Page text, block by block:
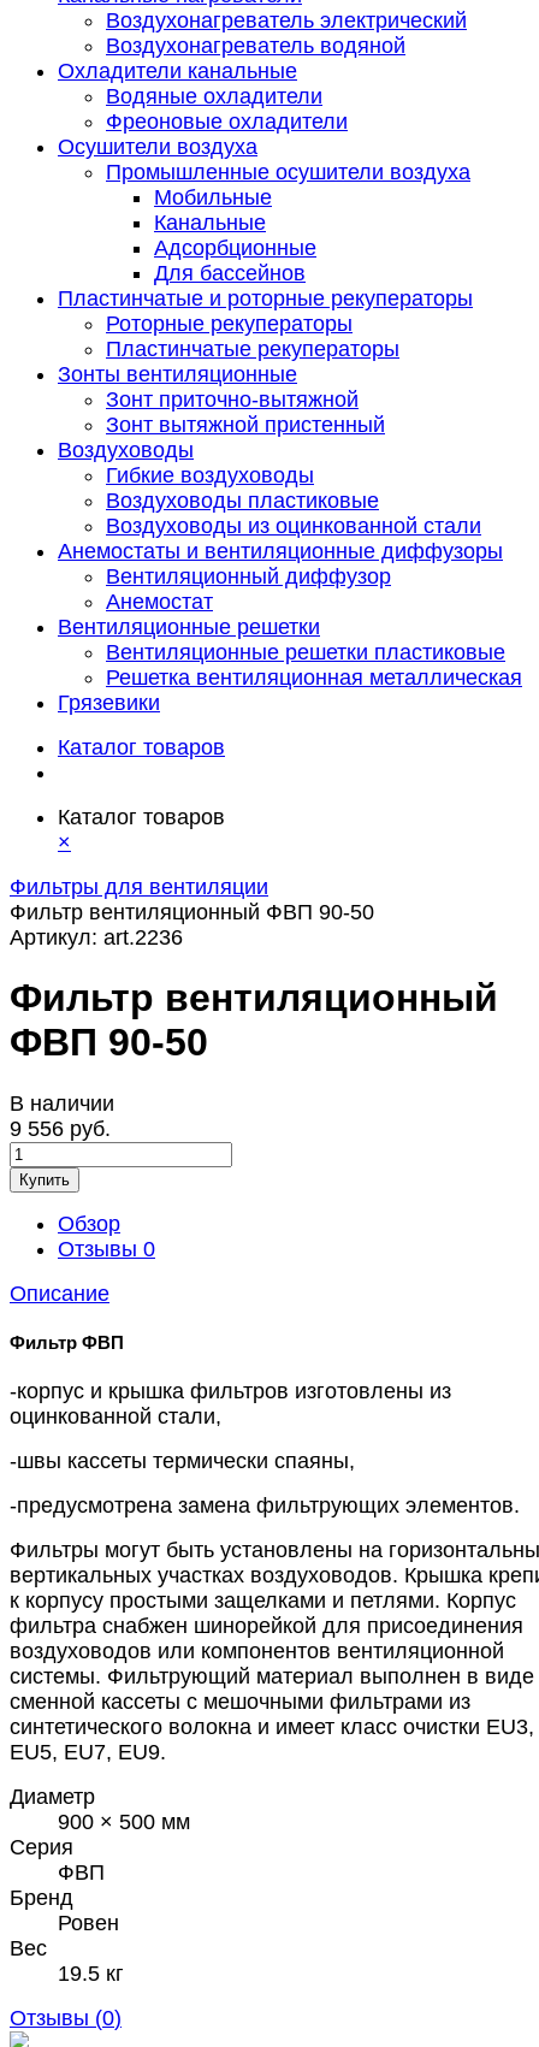
Воздухонагреватель электрический
Воздухонагреватель водяной
Охладители канальные
Водяные охладители
Фреоновые охладители
Осушители воздуха
Промышленные осушители воздуха
Мобильные
Канальные
Адсорбционные
Для бассейнов
Пластинчатые и роторные рекуператоры
Роторные рекуператоры
Пластинчатые рекуператоры
Зонты вентиляционные
Зонт приточно-вытяжной
Зонт вытяжной пристенный
Воздуховоды
Гибкие воздуховоды
Воздуховоды пластиковые
Воздуховоды из оцинкованной стали
Анемостаты и вентиляционные диффузоры
Вентиляционный диффузор
Анемостат
Вентиляционные решетки
Вентиляционные решетки пластиковые
Решетка вентиляционная металлическая
Грязевики
Каталог товаров
Каталог товаров
×
Фильтры для вентиляции
Фильтр вентиляционный ФВП 90-50
Артикул: art.2236
Фильтр вентиляционный
ФВП 90-50
В наличии
9 556 руб.
Купить
Обзор
Отзывы 0
Описание
Фильтр ФВП
-корпус и крышка фильтров изготовлены из
оцинкованной стали,
-швы кассеты термически спаяны,
-предусмотрена замена фильтрующих элементов.
Фильтры могут быть установлены на
вертикальных участках воздуховодов. Крышка
к корпусу простыми защелками и петлями. Корпус
фильтра снабжен шинорейкой для присоединения
воздуховодов или компонентов вентиляционной
системы. Фильтрующий материал выполнен в виде
сменной кассеты с мешочными фильтрами из
синтетического волокна и имеет класс очистки
EU5, EU7, EU9.
Диаметр
900 × 500 мм
Серия
ФВП
Бренд
Ровен
Вес
19.5 кг
Отзывы (0)